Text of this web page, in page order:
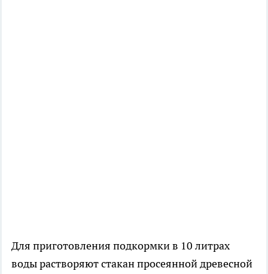
Для приготовления подкормки в 10 литрах
воды растворяют стакан просеянной древесной